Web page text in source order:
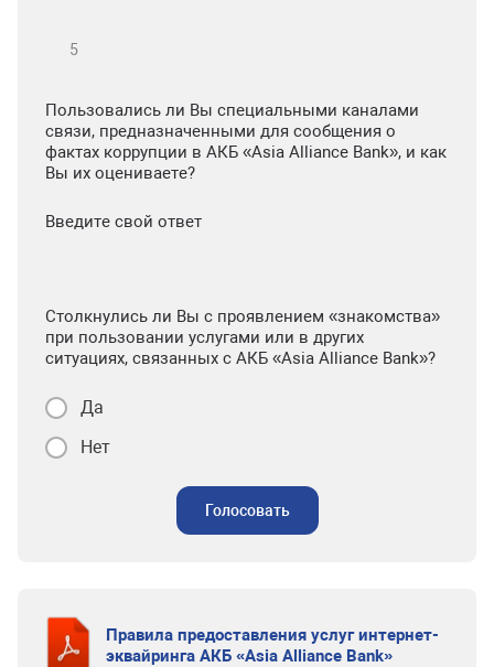
Пользовались ли Вы специальными каналами
связи, предназначенными для сообщения о
фактах коррупции в АКБ «Asia Alliance Bank», и как
Вы их оцениваете?
Введите свой ответ
Столкнулись ли Вы с проявлением «знакомства»
при пользовании услугами или в других
ситуациях, связанных с АКБ «Asia Alliance Bank»?
Да
Нет
Голосовать
Правила предоставления услуг интернет-
эквайринга АКБ «Asia Alliance Bank»